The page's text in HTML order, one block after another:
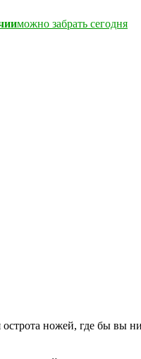
можно забрать сегодня
ножей, где бы вы